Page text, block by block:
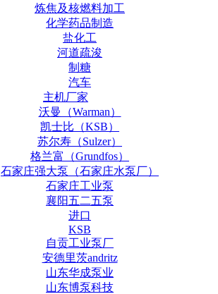
炼焦及核燃料加工
化学药品制造
盐化工
河道疏浚
制糖
汽车
主机厂家
沃曼（Warman）
凯士比（KSB）
苏尔寿（Sulzer）
格兰富（Grundfos）
石家庄强大泵（石家庄水泵厂）
石家庄工业泵
襄阳五二五泵
进口
KSB
自贡工业泵厂
安德里茨andritz
山东华成泵业
山东博泵科技